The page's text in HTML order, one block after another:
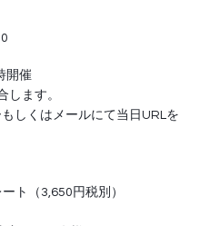
開催
します。
しくはメールにて当日URLを
ト（3,650円税別）